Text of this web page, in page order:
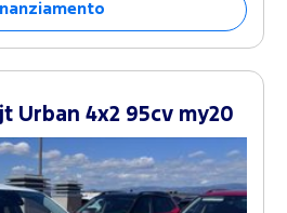
Urban 4x2 95cv my20